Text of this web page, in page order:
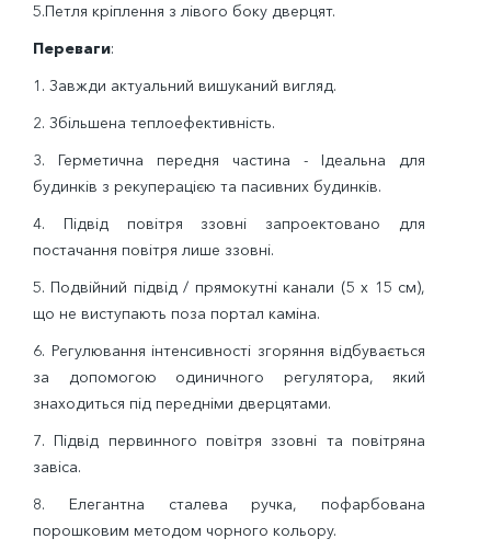
5.Петля кріплення з лівого боку дверцят.
Переваги:
1. Завжди актуальний вишуканий вигляд.
2. Збільшена теплоефективність.
3. Герметична передня частина - Ідеальна для
будинків з рекуперацією та пасивних будинків.
4. Підвід повітря ззовні запроектовано для
постачання повітря лише ззовні.
5. Подвійний підвід / прямокутні канали (5 х 15 см),
що не виступають поза портал каміна.
6. Регулювання інтенсивності згоряння відбувається
за допомогою одиничного регулятора, який
знаходиться під передніми дверцятами.
7. Підвід первинного повітря ззовні та повітряна
завіса.
8. Елегантна сталева ручка, пофарбована
порошковим методом чорного кольору.